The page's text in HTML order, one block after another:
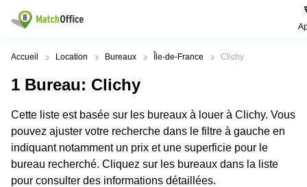
Rechercher / publier
Pages
produits
Bureau
Centre
d’affaires
Villes
Paris
Lille
Lyon
Recherches
Centres
d'affaires
Paris
Location
Aide
Qui sommes-nous?
Publier un local
Accueil Location Bureaux Île-de-France Clichy
1 Bureau: Clichy
Cette liste est basée sur les bureaux à louer à Clichy. Vous
pouvez ajuster votre recherche dans le filtre à gauche en
indiquant notamment un prix et une superficie pour le
bureau recherché. Cliquez sur les bureaux dans la liste
pour consulter des informations détaillées.